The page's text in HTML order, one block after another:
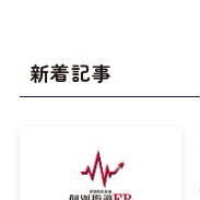
新着記事